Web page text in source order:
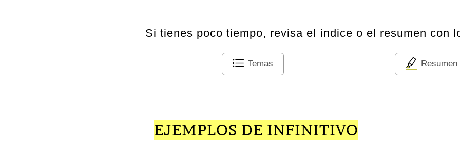
Si tienes poco tiempo, revisa el índice o el resumen con
Temas Resumen
EJEMPLOS DE INFINITIVO